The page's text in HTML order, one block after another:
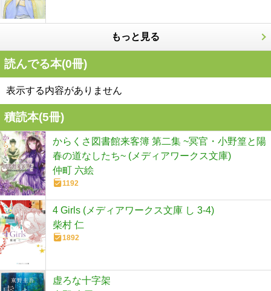
もっと見る
読んでる本(0冊)
表示する内容がありません
積読本(5冊)
からくさ図書館来客簿 第二集 ~冥官・小野篁と陽
春の道なしたち~ (メディアワークス文庫)
仲町 六絵
1192
4 Girls (メディアワークス文庫 し 3-4)
柴村 仁
1892
虚ろな十字架